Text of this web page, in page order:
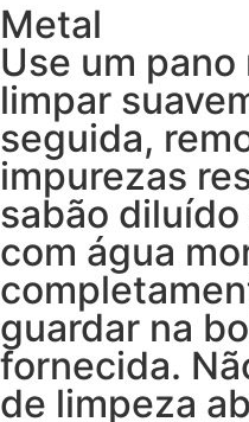
Metal
Use um
limpar
seguida,
impurezas
sabão diluído
com água
guardar na
fornecida.
de limpeza